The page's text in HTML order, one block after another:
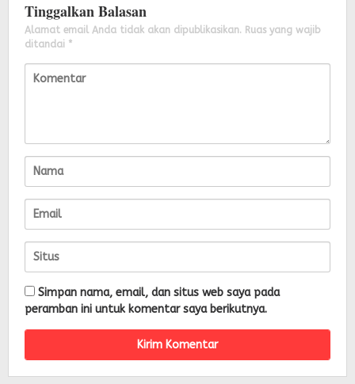
Tinggalkan Balasan
Alamat email Anda tidak akan dipublikasikan. Ruas yang wajib
ditandai *
Simpan nama, email, dan situs web saya pada
peramban ini untuk komentar saya berikutnya.